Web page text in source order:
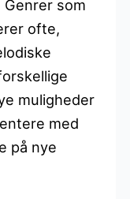
som
ofte,
muligheder
med
på nye